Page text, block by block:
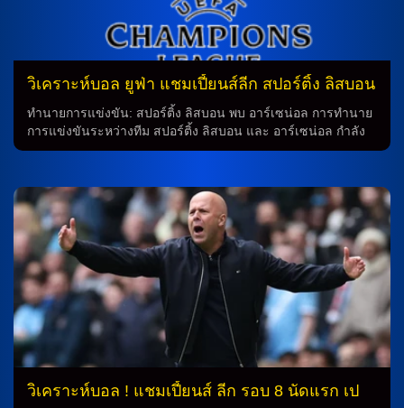
วิเคราะห์บอล ยูฟ่า แชมเปี้ยนส์ลีก สปอร์ติ้ง ลิสบอน
vs อาร์เซน่อล
ทำนายการแข่งขัน: สปอร์ติ้ง ลิสบอน พบ อาร์เซน่อล การทำนาย
การแข่งขันระหว่างทีม สปอร์ติ้ง ลิสบอน และ อาร์เซน่อล กำลัง
เป็นที่น่าตื่นตาตื่นใจในวันที่ ณ เวที ลิเวอร์พูล วันนี้ เจ้าบ้าน
แข่งขันนี้ สปอร์ติ้ง ลิสบอน เจ้าบ้าน สปอร์ติ้ง ลิสบอน ยังคงไม่
พร้อมใช้งาน โฟติส ยอนนิดิส, โจวานี่ เกนด้า และ นูโน่ ซานโต๊ส
ที่ล้วนมีปัญหาอาการบาดเจ็บ พ่วงด้วย มอร์เท่น ฮยูลมานด์ แข้ง
แดนกลางที่ติดโทษแบนจากการสะสมใบเหลืองครบโควต้า ด้วย
การจัดทัพด้วยระบบ 4-2-3-1 คาดว่าทีมจะส่ง ฟรานซิสโก้ ตริน
เกา เป็นคีย์แมนในการขึ้นเกมรุกและส่ง หลุยส์ ซัวเรซ ลงค้ำแดน
หน้า อาร์เซน่อล ทีมเยือน อาร์เซน่อล ก็มีความยุติธรรมเมื่อต้อง
เผชิญกับปัญหาของการบาดเจ็บของ ปิเอโร่ อินกาปิเอ้, มิเกล เมริ
โน่ และ […]
วิเคราะห์บอล ! แชมเปี้ยนส์ ลีก รอบ 8 นัดแรก เป